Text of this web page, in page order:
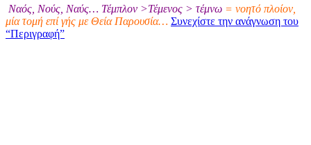
Ναός, Νούς, Ναύς… Τέμπλον >Τέμενος > τέμνω = νοητό πλοίον,
μία τομή επί γής με Θεία Παρουσία… Συνεχίστε την ανάγνωση του
“Περιγραφή”